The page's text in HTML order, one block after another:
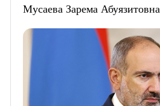
Мусаева Зарема Абуязитовна